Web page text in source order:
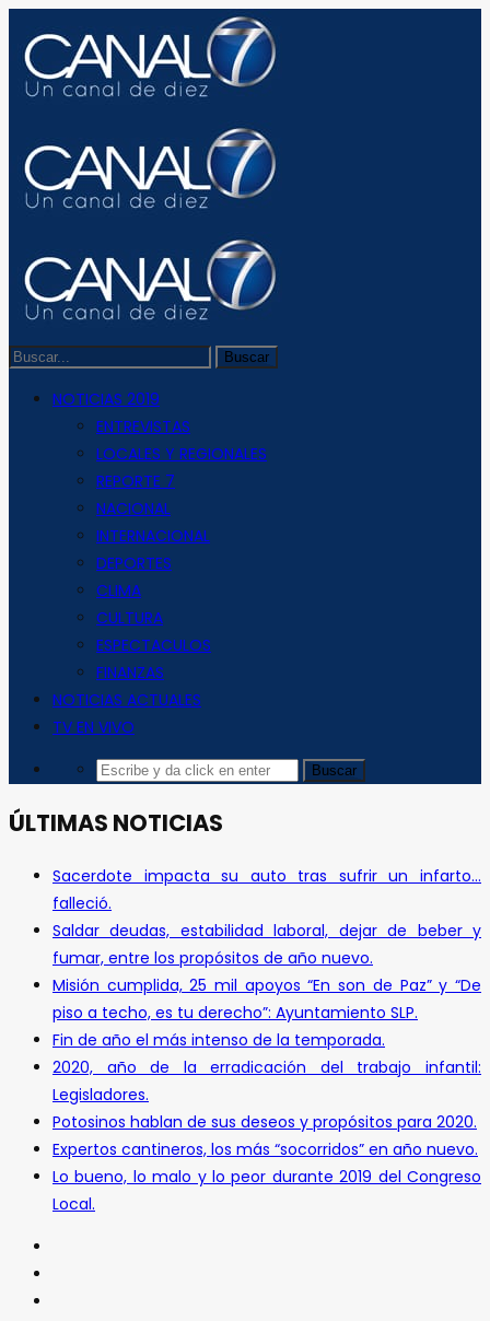
NOTICIAS 2019
ENTREVISTAS
LOCALES Y REGIONALES
REPORTE 7
NACIONAL
INTERNACIONAL
DEPORTES
CLIMA
CULTURA
ESPECTACULOS
FINANZAS
NOTICIAS ACTUALES
TV EN VIVO
ÚLTIMAS NOTICIAS
Sacerdote impacta su auto tras sufrir un infarto…
falleció.
Saldar deudas, estabilidad laboral, dejar de beber y
fumar, entre los propósitos de año nuevo.
Misión cumplida, 25 mil apoyos “En son de Paz” y “De
piso a techo, es tu derecho”: Ayuntamiento SLP.
Fin de año el más intenso de la temporada.
2020, año de la erradicación del trabajo infantil:
Legisladores.
Potosinos hablan de sus deseos y propósitos para 2020.
Expertos cantineros, los más “socorridos” en año nuevo.
Lo bueno, lo malo y lo peor durante 2019 del Congreso
Local.